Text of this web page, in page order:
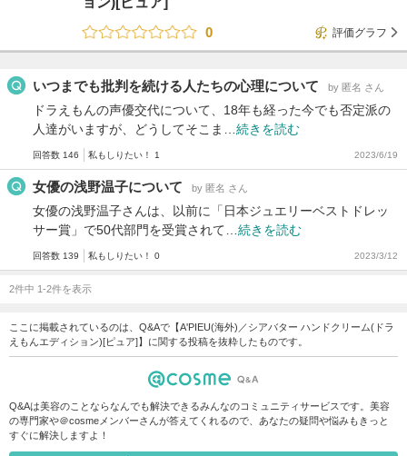
0
評価グラフ
いつまでも批判を続ける人たちの心理について by 匿名 さん
ドラえもんの声優交代について、18年も経った今でも否定派の
人達がいますが、どうしてそこま… 続きを読む
回答数 146 私もしりたい！ 1 2023/6/19
女優の浅野温子について by 匿名 さん
女優の浅野温子さんは、以前に「日本ジュエリーベストドレッ
サー賞」で50代部門を受賞されて… 続きを読む
回答数 139 私もしりたい！ 0 2023/3/12
2件中 1-2件を表示
ここに掲載されているのは、Q&Aで【A'PIEU(海外)／シアバター ハンドクリーム(ドラ
えもんエディション)[ピュア]】に関する投稿を抜粋したものです。
Q&Aは美容のことならなんでも解決できるみんなのコミュニティサービスです。美容
の専門家や＠cosmeメンバーさんが答えてくれるので、あなたの疑問や悩みもきっと
すぐに解決しますよ！